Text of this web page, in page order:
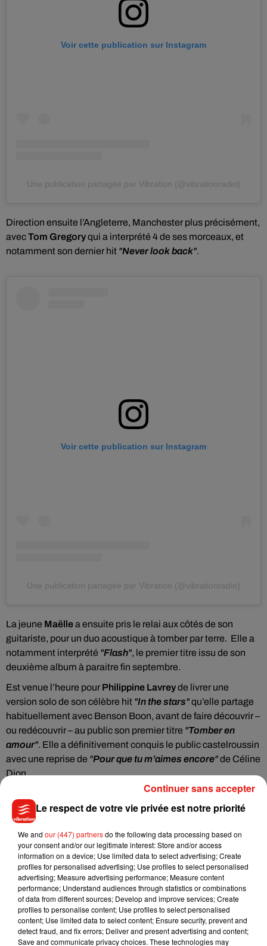
Voir cette publication sur Instagram
Une publication partagée par Vibration (@vibrationradio)
Direction ensuite l’Angleterre, Manchester plus précisément,
avecTom Gregoryqui a interprété 4 de ses morceaux, et
notamment son dernier hit "Never look back".
Voir cette publication sur Instagram
Une publication partagée par Vibration (@vibrationradio)
La jeune Maëllea ensuite pris le relai aux côtés de son
guitariste, pour un duo acoustique à tomber par terre. Elle a
notamment interprété "Flash", le premier titre issu de son
deuxième album à paraitre fin septembre.
Est venue l’heure pour Philippine Lavreyde livrer une
version solo de son célèbre hit "In the stars"qu’elle partage
habituellement avec Benson Boon, avant de faire découvrir –
ou redécouvrir – au public son premier titre "Tomber en
amour". Elle a définitivement conquis le public castelroussin
avec une reprise de "Pour que tu m’aimes encore"de Céline
Dion.
Et ce n’était que le début… Un karaoké géant s’est formé
place Voltaire à Châteauroux avec le trio47 TER, ou encore
avecLynda
premières loges pour l’accompagner dans tous ses titres.
Même chose pour Yannsqui n’a pas eu de mal à faire
chanter le public avec son titre"Clic Clic Pan Pan".
Après le chant, place à la danse, avec deux artistes qui ont
fait monter la température,Lucenzo et Tayc! Ce dernier, qui
avançait en terrain conquis, a livré un show de qualité de plus
de 30 minutes, aux côtés de ses quatre magnifiques
danseuses. Une soirée qui visiblement lui tenait à cœur,
Le respect de votre vie privée est notre priorité
We and our (447) partnersdo the following data processing based on
your consent and/or our legitimate interest: Store and/or access
information on a device; Use limited data to select advertising; Create
profiles for personalised advertising; Use profiles to select personalised
advertising; Measure advertising performance; Measure content
performance; Understand audiences through statistics or combinations
of data from different sources; Develop and improve services; Create
profiles to personalise content; Use profiles to select personalised
content; Use limited data to select content; Ensure security, prevent and
detect fraud, and fix errors; Deliver and present advertising and content;
Save and communicate privacy choices. These technologies may
Continuer sans accepter